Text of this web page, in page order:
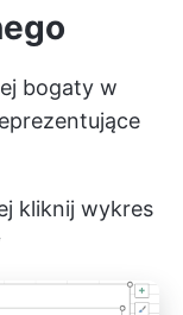
bogaty w
kliknij wykres